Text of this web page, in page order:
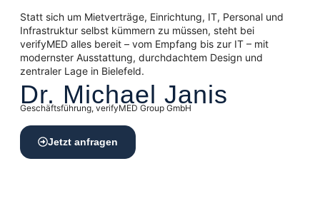
Statt sich um Mietverträge, Einrichtung, IT, Personal und
Infrastruktur selbst kümmern zu müssen, steht bei
verifyMED alles bereit – vom Empfang bis zur IT – mit
modernster Ausstattung, durchdachtem Design und
zentraler Lage in Bielefeld.
Dr. Michael Janis
Geschäftsführung, verifyMED Group GmbH
Jetzt anfragen